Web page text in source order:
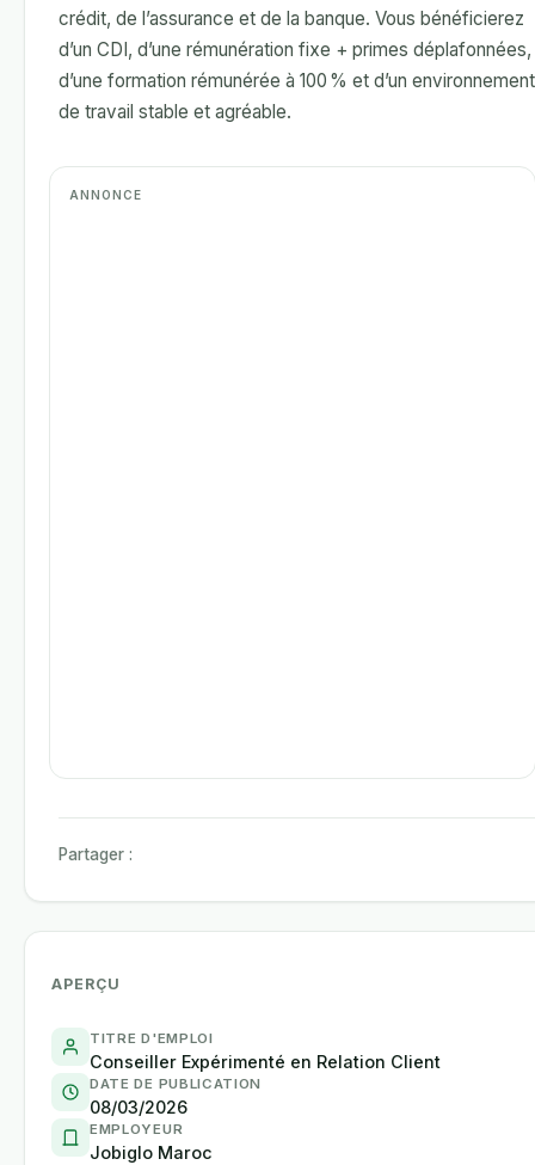
crédit, de l’assurance et de la banque. Vous bénéficierez
d’un CDI, d’une rémunération fixe + primes déplafonnées,
d’une formation rémunérée à 100 % et d’un environnement
de travail stable et agréable.
Partager :
APERÇU
TITRE D'EMPLOI
Conseiller Expérimenté en Relation Client
DATE DE PUBLICATION
08/03/2026
EMPLOYEUR
Jobiglo Maroc